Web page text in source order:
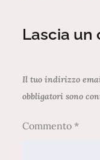
Lascia un
Il tuo indirizzo
obbligatori sono
Commento*